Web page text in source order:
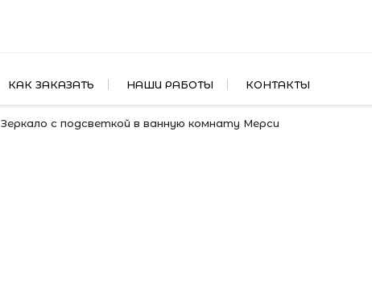
КАК ЗАКАЗАТЬ НАШИ РАБОТЫ КОНТАКТЫ
Зеркало с подсветкой в ванную комнату Мерси